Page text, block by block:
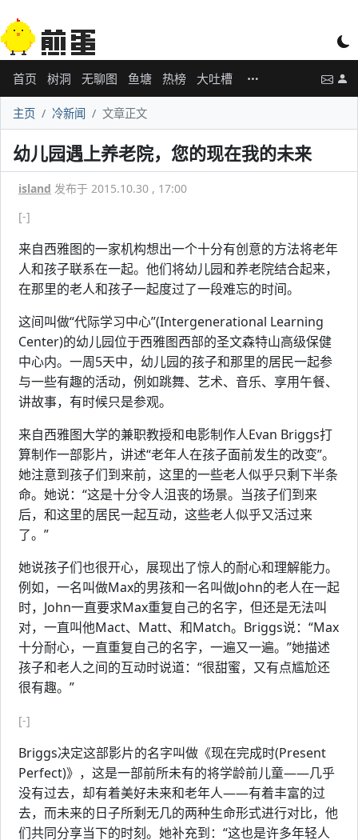
首页 树洞 无聊图 鱼塘 热榜 大吐槽
主页 冷新闻 文章正文
幼儿园遇上养老院，您的现在我的未来
island 发布于 2015.10.30 , 17:00
[-]
来自西雅图的一家机构想出一个十分有创意的方法将老年
人和孩子联系在一起。他们将幼儿园和养老院结合起来，
在那里的老人和孩子一起度过了一段难忘的时间。
这间叫做“代际学习中心”(Intergenerational Learning
Center)的幼儿园位于西雅图西部的圣文森特山高级保健
中心内。一周5天中，幼儿园的孩子和那里的居民一起参
与一些有趣的活动，例如跳舞、艺术、音乐、享用午餐、
讲故事，有时候只是参观。
来自西雅图大学的兼职教授和电影制作人Evan Briggs打
算制作一部影片，讲述“老年人在孩子面前发生的改变”。
她注意到孩子们到来前，这里的一些老人似乎只剩下半条
命。她说：“这是十分令人沮丧的场景。当孩子们到来
后，和这里的居民一起互动，这些老人似乎又活过来
了。”
她说孩子们也很开心，展现出了惊人的耐心和理解能力。
例如，一名叫做Max的男孩和一名叫做John的老人在一起
时，John一直要求Max重复自己的名字，但还是无法叫
对，一直叫他Mact、Matt、和Match。Briggs说：“Max
十分耐心，一直重复自己的名字，一遍又一遍。”她描述
孩子和老人之间的互动时说道：“很甜蜜，又有点尴尬还
很有趣。”
[-]
Briggs决定这部影片的名字叫做《现在完成时(Present
Perfect)》，这是一部前所未有的将学龄前儿童——几乎
没有过去，却有着美好未来和老年人——有着丰富的过
去，而未来的日子所剩无几的两种生命形式进行对比，他
们共同分享当下的时刻。她补充到：“这也是许多年轻人